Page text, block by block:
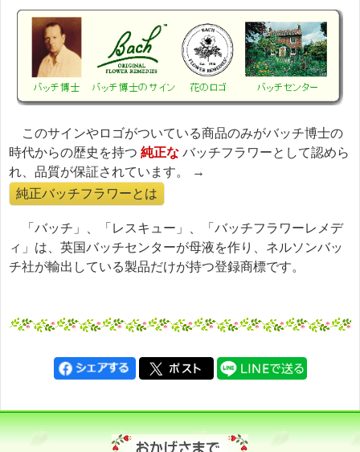
このサインやロゴがついている商品のみがバッチ博士の
時代からの歴史を持つ 純正な バッチフラワーとして認めら
れ、品質が保証されています。 →
純正バッチフラワーとは
「バッチ」、「レスキュー」、「バッチフラワーレメデ
ィ」は、英国バッチセンターが母液を作り、ネルソンバッ
チ社が輸出している製品だけが持つ登録商標です。